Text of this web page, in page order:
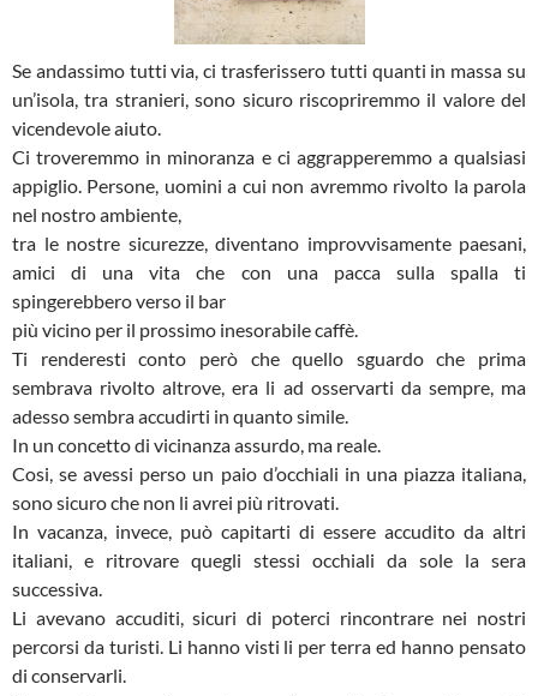
Se andassimo tutti via, ci trasferissero tutti quanti in massa su
un’isola, tra stranieri, sono sicuro riscopriremmo il valore del
vicendevole aiuto.
Ci troveremmo in minoranza e ci aggrapperemmo a qualsiasi
appiglio. Persone, uomini a cui non avremmo rivolto la parola
nel nostro ambiente,
tra le nostre sicurezze, diventano improvvisamente paesani,
amici di una vita che con una pacca sulla spalla ti
spingerebbero verso il bar
più vicino per il prossimo inesorabile caffè.
Ti renderesti conto però che quello sguardo che prima
sembrava rivolto altrove, era li ad osservarti da sempre, ma
adesso sembra accudirti in quanto simile.
In un concetto di vicinanza assurdo, ma reale.
Cosi, se avessi perso un paio d’occhiali in una piazza italiana,
sono sicuro che non li avrei più ritrovati.
In vacanza, invece, può capitarti di essere accudito da altri
italiani, e ritrovare quegli stessi occhiali da sole la sera
successiva.
Li avevano accuditi, sicuri di poterci rincontrare nei nostri
percorsi da turisti. Li hanno visti li per terra ed hanno pensato
di conservarli.